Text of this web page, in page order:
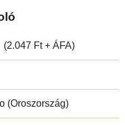
(2.047 Ft + ÁFA)
(Oroszország)